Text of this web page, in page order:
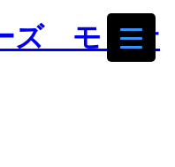
ズ モトサ